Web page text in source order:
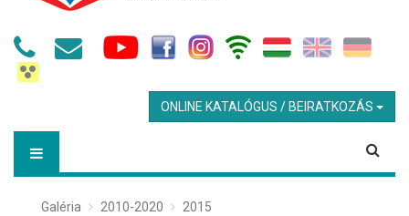
ONLINE KATALÓGUS / BEIRATKOZÁS
Galéria 2010-2020
2015